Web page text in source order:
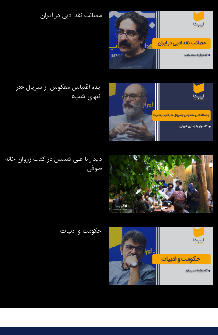
مصائب نقد ادبی در ایران
ایده اقتباس معکوس از سریال «در
انتهای شب»
دیدار با علی شمس در کتاب زروان خانه
صوفی
حکومت و ادبیات